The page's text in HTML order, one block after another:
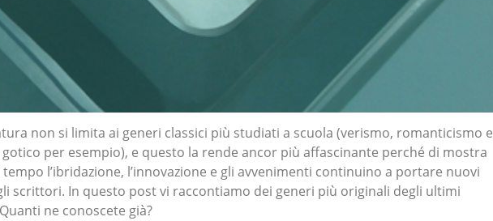
non si limita ai generi classici più studiati a scuola (verismo, romanticismo e
per esempio), e questo la rende ancor più affascinante perché di mostra
l’ibridazione, l’innovazione e gli avvenimenti continuino a portare nuovi
scrittori. In questo post vi raccontiamo dei generi più originali degli ultimi
ne conoscete già?